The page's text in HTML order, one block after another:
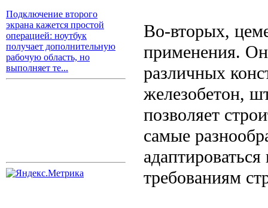
Подключение второго
экрана кажется простой
операцией: ноутбук
получает дополнительную
рабочую область, но
выполняет те...
Во-вторых,
применения.
различных
железобетон,
позволяет
самые
требованиям